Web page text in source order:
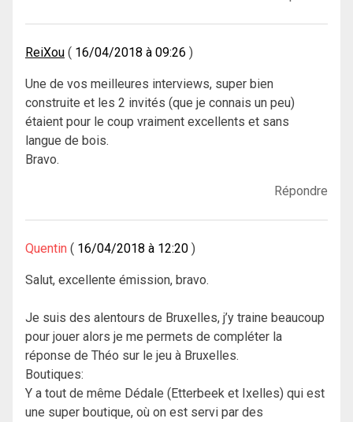
ReiXou 16/04/2018 à 09:26
Une de vos meilleures interviews, super bien
construite et les 2 invités (que je connais un peu)
étaient pour le coup vraiment excellents et sans
langue de bois.
Bravo.
Répondre
Quentin 16/04/2018 à 12:20
Salut, excellente émission, bravo.
Je suis des alentours de Bruxelles, j’y traine beaucoup
pour jouer alors je me permets de compléter la
réponse de Théo sur le jeu à Bruxelles.
Boutiques:
Y a tout de même Dédale (Etterbeek et Ixelles) qui est
une super boutique, où on est servi par des